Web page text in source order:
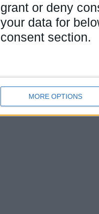
grant or deny
your data for
consent section.
MORE OPTIONS